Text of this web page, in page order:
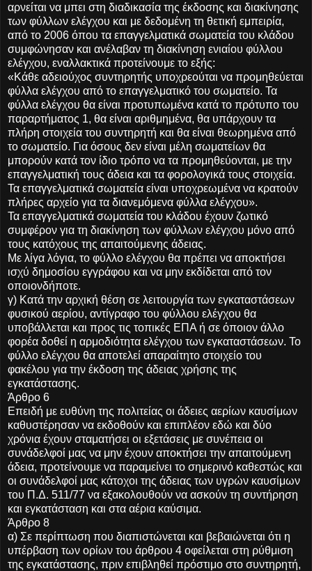
αρνείται να μπει στη διαδικασία της έκδοσης και διακίνησης
των φύλλων ελέγχου και με δεδομένη τη θετική εμπειρία,
από το 2006 όπου τα επαγγελματικά σωματεία του κλάδου
συμφώνησαν και ανέλαβαν τη διακίνηση ενιαίου φύλλου
ελέγχου, εναλλακτικά προτείνουμε το εξής:
«Κάθε αδειούχος συντηρητής υποχρεούται να προμηθεύεται
φύλλα ελέγχου από το επαγγελματικό του σωματείο. Τα
φύλλα ελέγχου θα είναι προτυπωμένα κατά το πρότυπο του
παραρτήματος 1, θα είναι αριθμημένα, θα υπάρχουν τα
πλήρη στοιχεία του συντηρητή και θα είναι θεωρημένα από
το σωματείο. Για όσους δεν είναι μέλη σωματείων θα
μπορούν κατά τον ίδιο τρόπο να τα προμηθεύονται, με την
επαγγελματική τους άδεια και τα φορολογικά τους στοιχεία.
Τα επαγγελματικά σωματεία είναι υποχρεωμένα να κρατούν
πλήρες αρχείο για τα διανεμόμενα φύλλα ελέγχου».
Τα επαγγελματικά σωματεία του κλάδου έχουν ζωτικό
συμφέρον για τη διακίνηση των φύλλων ελέγχου μόνο από
τους κατόχους της απαιτούμενης άδειας.
Με λίγα λόγια, το φύλλο ελέγχου θα πρέπει να αποκτήσει
ισχύ δημοσίου εγγράφου και να μην εκδίδεται από τον
οποιονδήποτε.
γ) Κατά την αρχική θέση σε λειτουργία των εγκαταστάσεων
φυσικού αερίου, αντίγραφο του φύλλου ελέγχου θα
υποβάλλεται και προς τις τοπικές ΕΠΑ ή σε όποιον άλλο
φορέα δοθεί η αρμοδιότητα ελέγχου των εγκαταστάσεων. Το
φύλλο ελέγχου θα αποτελεί απαραίτητο στοιχείο του
φακέλου για την έκδοση της άδειας χρήσης της
εγκατάστασης.
Άρθρο 6
Επειδή με ευθύνη της πολιτείας οι άδειες αερίων καυσίμων
καθυστέρησαν να εκδοθούν και επιπλέον εδώ και δύο
χρόνια έχουν σταματήσει οι εξετάσεις με συνέπεια οι
συνάδελφοί μας να μην έχουν αποκτήσει την απαιτούμενη
άδεια, προτείνουμε να παραμείνει το σημερινό καθεστώς και
οι συνάδελφοί μας κάτοχοι της άδειας των υγρών καυσίμων
του Π.Δ. 511/77 να εξακολουθούν να ασκούν τη συντήρηση
και εγκατάσταση και στα αέρια καύσιμα.
Άρθρο 8
α) Σε περίπτωση που διαπιστώνεται και βεβαιώνεται ότι η
υπέρβαση των ορίων του άρθρου 4 οφείλεται στη ρύθμιση
της εγκατάστασης, πριν επιβληθεί πρόστιμο στο συντηρητή,